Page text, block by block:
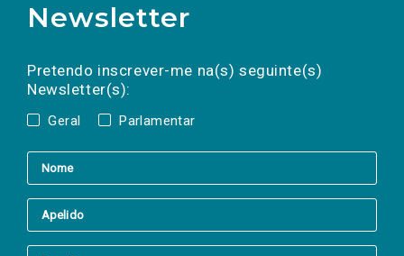
Newsletter
Pretendo inscrever-me na(s) seguinte(s)
Newsletter(s):
Geral Parlamentar
a(s) newsletter(s).
mail